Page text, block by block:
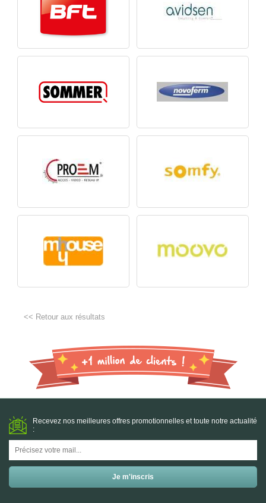
<< Retour aux résultats
Recevez nos meilleures offres promotionnelles et toute notre actualité
: